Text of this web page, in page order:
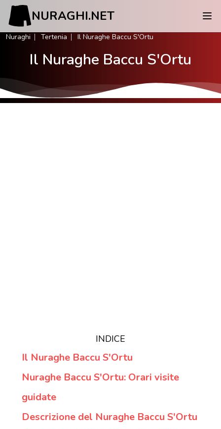
NURAGHI.NET
Nuraghi Tertenia Il Nuraghe Baccu S'Ortu
Il Nuraghe Baccu S'Ortu
INDICE
Il Nuraghe Baccu S'Ortu
Nuraghe Baccu S'Ortu: Orari visite
guidate
Descrizione del Nuraghe Baccu S'Ortu